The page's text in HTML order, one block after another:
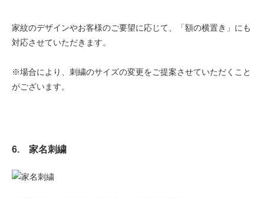
家紋のデザインやお客様のご要望に応じて、「額の横置き」にも
対応させていただきます。
※場合により、刺繍のサイズの変更をご提案させていただくこと
がございます。
6. 家名刺繍